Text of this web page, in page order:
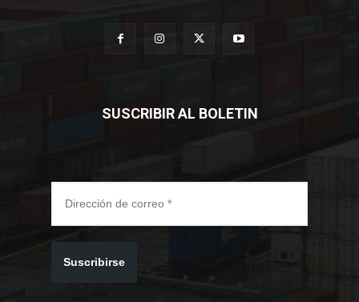
SUSCRIBIR AL BOLETIN
Suscribirse